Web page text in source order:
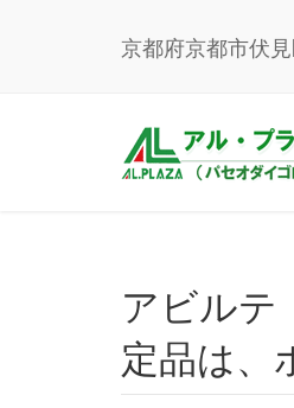
京都府京都市伏
アビルテ（1階）｜新商品！お抹茶です。そして、期間限
定品は、